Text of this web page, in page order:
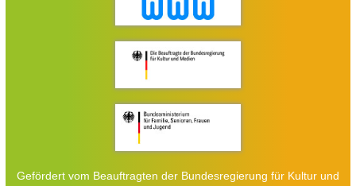
Gefördert vom Beauftragten der Bundesregierung für Kultur und